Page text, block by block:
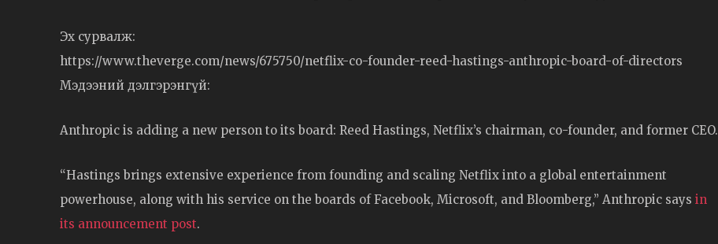
Эх сурвалж:
https://www.theverge.com/news/675750/netflix-co-founder-reed-hastings-anthropic-board-of-directors
Мэдээний дэлгэрэнгүй:
Anthropic is adding a new person to its board: Reed Hastings, Netflix’s chairman, co-founder, and former CEO.
“Hastings brings extensive experience from founding and scaling Netflix into a global entertainment
powerhouse, along with his service on the boards of Facebook, Microsoft, and Bloomberg,” Anthropic says in
its announcement post.